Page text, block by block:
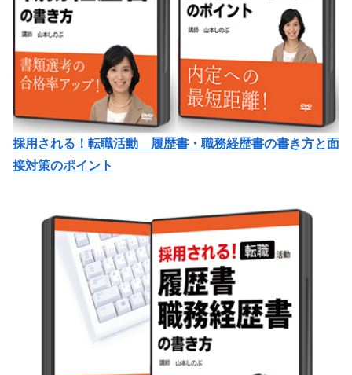
採用される！転職活動 履歴書・職務経歴書の書き方と面
接対策のポイント